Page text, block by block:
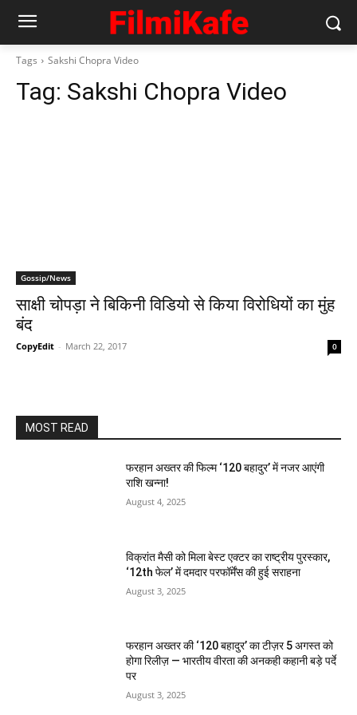
Tags Sakshi Chopra Video
Tag: Sakshi Chopra Video
Gossip/News
साक्षी चोपड़ा ने बिकिनी विडियो से किया विरोधियों का मुंह
बंद
CopyEdit - March 22, 2017 0
MOST READ
फरहान अख्तर की फिल्म ‘120 बहादुर’ में नजर आएंगी
राशि खन्ना!
August 4, 2025
विक्रांत मैसी को मिला बेस्ट एक्टर का राष्ट्रीय पुरस्कार,
‘12th फेल’ में दमदार परफॉर्मेंस की हुई सराहना
August 3, 2025
फरहान अख्तर की ‘120 बहादुर’ का टीज़र 5 अगस्त को
होगा रिलीज़ — भारतीय वीरता की अनकही कहानी बड़े पर्दे
पर
August 3, 2025